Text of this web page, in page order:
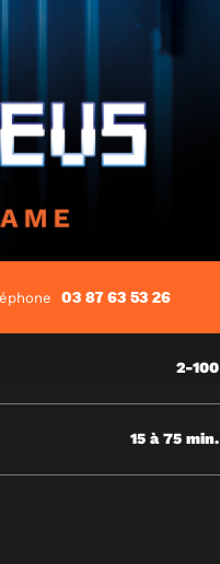
03 87 63 53 26
2-100
15 à 75 min.